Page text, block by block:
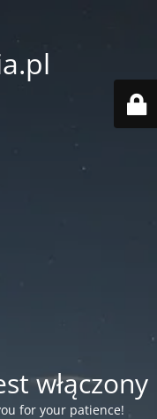
włączony
for your patience!